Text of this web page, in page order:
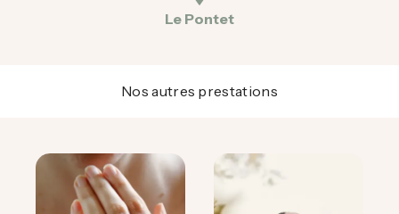
Le Pontet
Nos autres prestations